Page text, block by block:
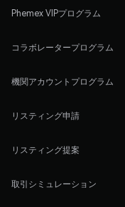
Phemex VIPプログラム
コラボレータープログラム
機関アカウントプログラム
リスティング申請
リスティング提案
取引シミュレーション